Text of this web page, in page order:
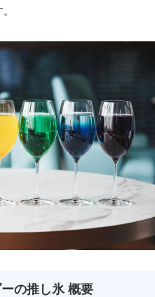
の推し氷 概要